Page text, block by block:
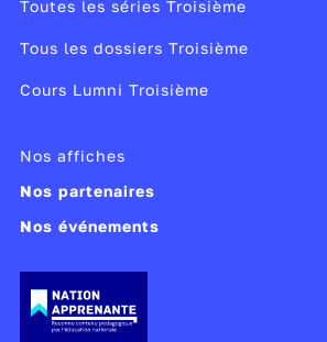
Toutes les séries Troisième
Tous les dossiers Troisième
Cours Lumni Troisième
Nos affiches
Nos partenaires
Nos événements